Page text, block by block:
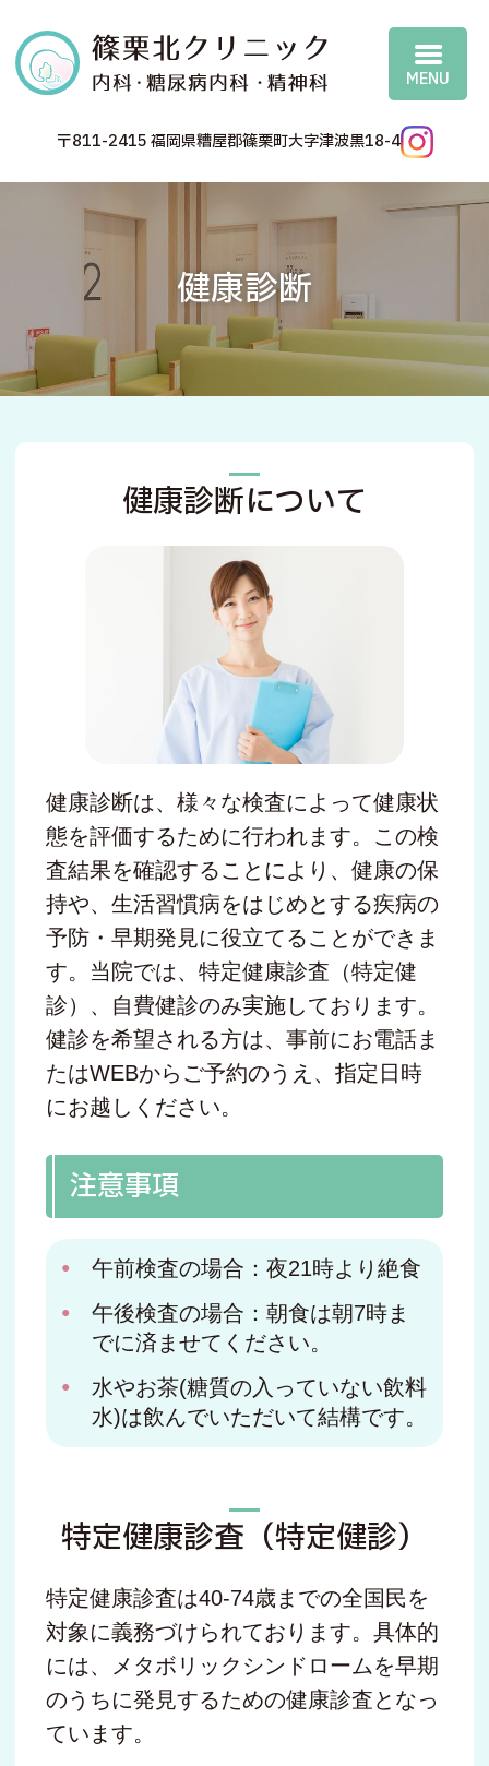
〒811-2415 福岡県糟屋郡篠栗町大字津波黒18-4
健康診断
健康診断について
健康診断は、様々な検査によって健康状
態を評価するために行われます。この検
査結果を確認することにより、健康の保
持や、生活習慣病をはじめとする疾病の
予防・早期発見に役立てることができま
す。当院では、特定健康診査（特定健
診）、自費健診のみ実施しております。
健診を希望される方は、事前にお電話ま
たはWEBからご予約のうえ、指定日時
にお越しください。
注意事項
午前検査の場合：夜21時より絶食
午後検査の場合：朝食は朝7時ま
でに済ませてください。
水やお茶(糖質の入っていない飲料
水)は飲んでいただいて結構です。
特定健康診査（特定健診）
特定健康診査は40-74歳までの全国民を
対象に義務づけられております。具体的
には、メタボリックシンドロームを早期
のうちに発見するための健康診査となっ
ています。